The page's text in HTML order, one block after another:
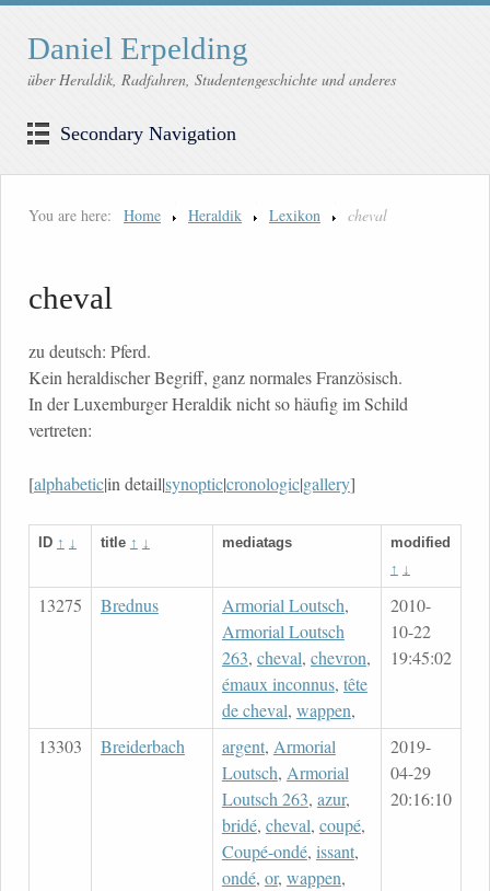
Daniel Erpelding
über Heraldik, Radfahren, Studentengeschichte und anderes
Secondary Navigation
You are here: Home Heraldik Lexikon cheval
cheval
zu deutsch: Pferd.
Kein heraldischer Begriff, ganz normales Französisch.
In der Luxemburger Heraldik nicht so häufig im Schild
vertreten:
[alphabetic|in detail|synoptic|cronologic|gallery]
ID ↑ ↓ title ↑ ↓ mediatags
modified
↑ ↓
13275 Brednus Armorial Loutsch,
Armorial Loutsch
263, cheval, chevron,
émaux inconnus, tête
de cheval, wappen,
2010-
10-22
19:45:02
13303 Breiderbach argent, Armorial
Loutsch, Armorial
Loutsch 263, azur,
bridé, cheval, coupé,
Coupé-ondé, issant,
ondé, or, wappen,
2019-
04-29
20:16:10